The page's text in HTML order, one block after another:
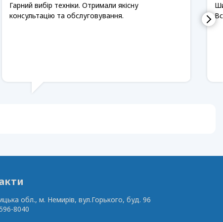
Гарний вибір техніки. Отримали якісну
консультацію та обслуговування.
обл., м. Немирів, вул.Горького, буд. 96
8040